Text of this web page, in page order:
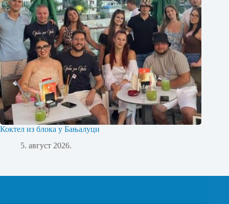
Коктел из блока у Бањалуци
5. август 2026.